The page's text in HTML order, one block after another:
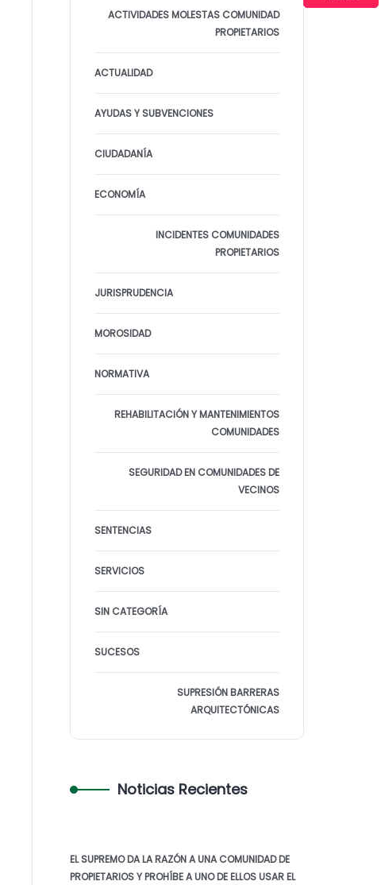
ACTIVIDADES MOLESTAS COMUNIDAD
PROPIETARIOS
ACTUALIDAD
AYUDAS Y SUBVENCIONES
CIUDADANÍA
ECONOMÍA
INCIDENTES COMUNIDADES
PROPIETARIOS
JURISPRUDENCIA
MOROSIDAD
NORMATIVA
REHABILITACIÓN Y MANTENIMIENTOS
COMUNIDADES
SEGURIDAD EN COMUNIDADES DE
VECINOS
SENTENCIAS
SERVICIOS
SIN CATEGORÍA
SUCESOS
SUPRESIÓN BARRERAS
ARQUITECTÓNICAS
Noticias Recientes
EL SUPREMO DA LA RAZÓN A UNA COMUNIDAD DE
PROPIETARIOS Y PROHÍBE A UNO DE ELLOS USAR EL